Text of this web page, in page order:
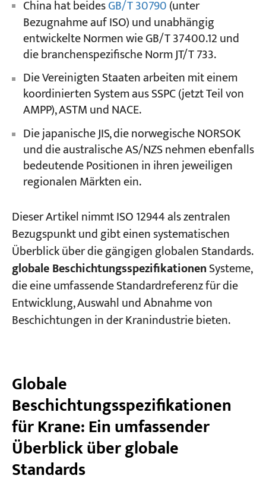
China hat beidesGB/T 30790(unter
Bezugnahme auf ISO) und unabhängig
entwickelte Normen wie GB/T 37400.12 und
die branchenspezifische Norm JT/T 733.
Die Vereinigten Staaten arbeiten mit einem
koordinierten System aus SSPC (jetzt Teil von
AMPP), ASTM und NACE.
Die japanische JIS, die norwegische NORSOK
und die australische AS/NZS nehmen ebenfalls
bedeutende Positionen in ihren jeweiligen
regionalen Märkten ein.
Dieser Artikel nimmt ISO 12944 als zentralen
Bezugspunkt und gibt einen systematischen
Überblick über die gängigen globalen Standards.
globale BeschichtungsspezifikationenSysteme,
die eine umfassende Standardreferenz für die
Entwicklung, Auswahl und Abnahme von
Beschichtungen in der Kranindustrie bieten.
Globale
Beschichtungsspezifikationen
für Krane: Ein umfassender
Überblick über globale
Standards